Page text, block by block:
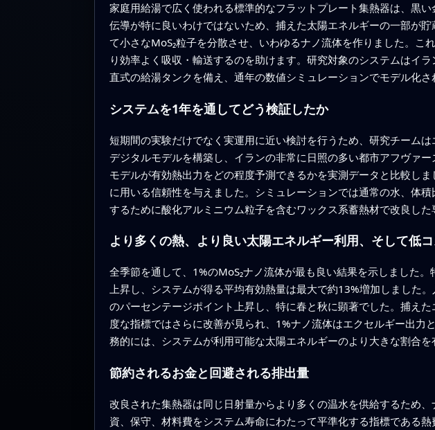
家庭用給湯で広く使われる標準的なフラットプレート集熱器は、黒
伝導が特に良いわけではないため、捕えた太陽エネルギーの一部が
て小さなMoS₂粒子を分散させ、いわゆるナノ流体を作りました。
り効率よく吸収・輸送するのを助けます。研究対象のシステムはイ
直式の給湯タンクを備え、通年の数値シミュレーションでモデル化さ
システムを1年を通してどう検証したか
短期間の実験だけでなく実運用に近い検討を行うため、研究チーム
デジタルモデルを構築し、イランの非常に日照の多い都市アフヴァ
モデルが有効熱出力をどの程度予測できるかを実測データと比較し
に用いる信頼性を与えました。シミュレーションでは通常の水、体
するために酸化アルミニウム粒子を含むワックス系蓄熱材で改良した
より多くの熱、より良い太陽エネルギー利用、そして低
全季節を通して、1%のMoS₂ナノ流体が最も良い結果を示しました
上昇し、システムが得る平均有効熱量は最大で約13%増加しました
のパーセンテージポイント上昇し、特に春と秋に顕著でした。捕え
度な指標ではさらに改善が見られ、1%ナノ流体はエクセルギー出
務的には、システムが利用可能な太陽エネルギーのより大きな割合
節約されるお金と回避される排出量
改良された集熱器は同じ日射量からより多くの温水を供給するため
資、保守、材料費をシステム寿命にわたって平準化する指標である